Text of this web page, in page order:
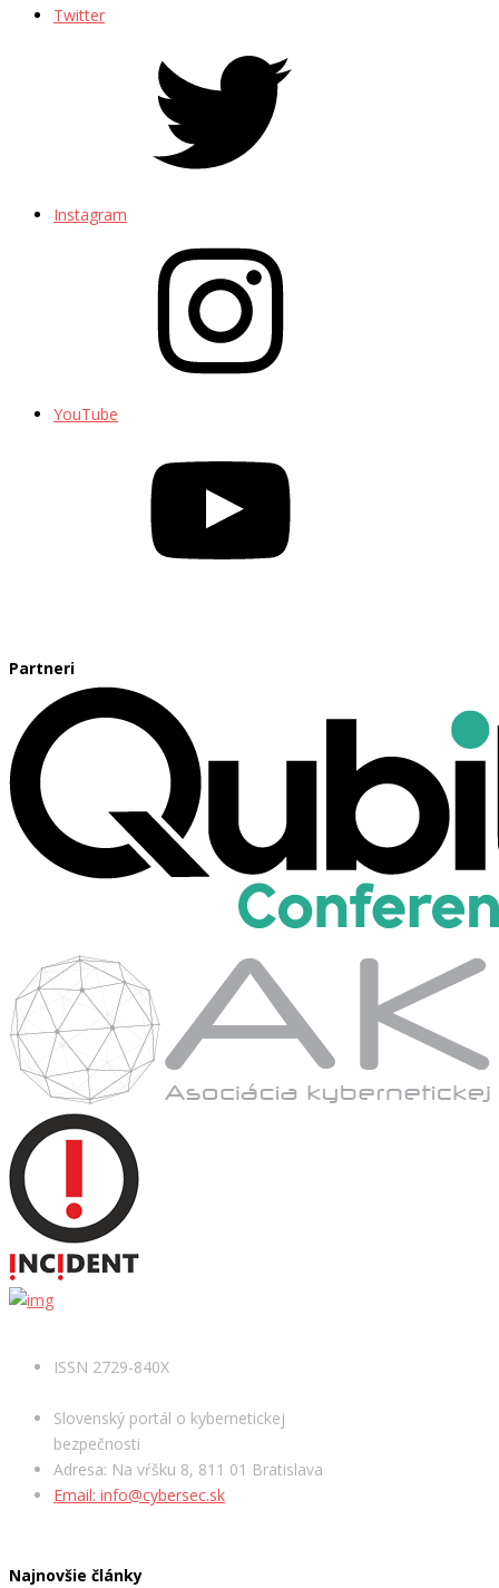
Twitter
Instagram
YouTube
Partneri
ISSN 2729-840X
Slovenský portál o kybernetickej
bezpečnosti
Adresa: Na vŕšku 8, 811 01 Bratislava
Email: info@cybersec.sk
Najnovšie články